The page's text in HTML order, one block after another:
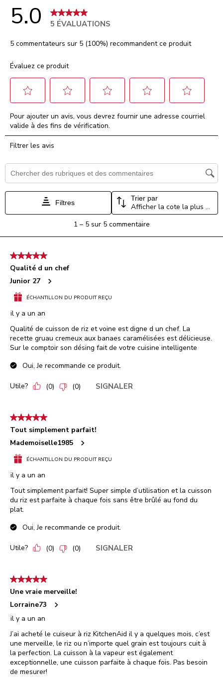
5.0 5 ÉVALUATIONS
5 commentateurs sur 5 (100%) recommandent ce produit
Évaluez ce produit
pour
évaluer
l'article
à
Cette
formulaire
soumission.
pour
évaluer
l'article
à
Cette
ouvrira
le
formulaire
soumission.
pour
évaluer
l'article
Cette
formulaire
de
soumission.
pour
l'article
Cette
ouvrira
le
formulaire
de
soumission.
pour
l'article
le
formulaire
soumission.
Pour ajouter un avis, vous devrez fournir une adresse courriel
valide à des fins de vérification.
Filtrer les avis
Zone de recherche de sujet et d'avis
Filtres
Trier par
Afficher la cote la plus élevée à la plus faible
5
commentaire.
1 – 5 sur 5 commentaire
5 étoile(s) sur 5.
Qualité d un chef
Junior 27
ÉCHANTILLON DU PRODUIT REÇU
il y a un an
Qualité de cuisson de riz et voine est digne d un chef. La
recette gruau cremeux aux banaes caramélisées est délicieuse.
Sur le comptoir son désing fait de votre cuisine intelligente
Oui, Je recommande ce produit.
Utile? (0) (0) SIGNALER
5 étoile(s) sur 5.
Tout simplement parfait!
Mademoiselle1985
ÉCHANTILLON DU PRODUIT REÇU
il y a un an
Tout simplement parfait! Super simple d’utilisation et la cuisson
du riz est parfaite à chaque fois sans être brûlé au fond du
plat.
Oui, Je recommande ce produit.
Utile? (0) (0) SIGNALER
5 étoile(s) sur 5.
Une vraie merveille!
Lorraine73
il y a un an
J’ai acheté le cuiseur à riz KitchenAid il y a quelques mois, c’est
une merveille, le riz ou n’importe quel grain est toujours cuit à
la perfection. La cuisson à la vapeur est également
exceptionnelle, une cuisson parfaite à chaque fois. Pas besoin
de mesurer!